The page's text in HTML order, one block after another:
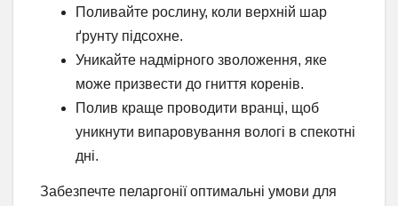
Поливайте рослину, коли верхній шар
ґрунту підсохне.
Уникайте надмірного зволоження, яке
може призвести до гниття коренів.
Полив краще проводити вранці, щоб
уникнути випаровування вологі в спекотні
дні.
Забезпечте пеларгонії оптимальні умови для